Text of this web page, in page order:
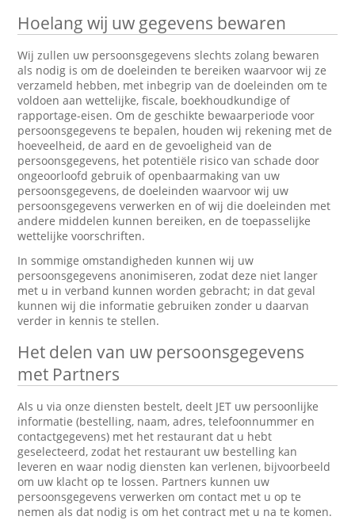
Hoelang wij uw gegevens bewaren
Wij zullen uw persoonsgegevens slechts zolang bewaren
als nodig is om de doeleinden te bereiken waarvoor wij ze
verzameld hebben, met inbegrip van de doeleinden om te
voldoen aan wettelijke, fiscale, boekhoudkundige of
rapportage-eisen. Om de geschikte bewaarperiode voor
persoonsgegevens te bepalen, houden wij rekening met de
hoeveelheid, de aard en de gevoeligheid van de
persoonsgegevens, het potentiële risico van schade door
ongeoorloofd gebruik of openbaarmaking van uw
persoonsgegevens, de doeleinden waarvoor wij uw
persoonsgegevens verwerken en of wij die doeleinden met
andere middelen kunnen bereiken, en de toepasselijke
wettelijke voorschriften.
In sommige omstandigheden kunnen wij uw
persoonsgegevens anonimiseren, zodat deze niet langer
met u in verband kunnen worden gebracht; in dat geval
kunnen wij die informatie gebruiken zonder u daarvan
verder in kennis te stellen.
Het delen van uw persoonsgegevens
met Partners
Als u via onze diensten bestelt, deelt JET uw persoonlijke
informatie (bestelling, naam, adres, telefoonnummer en
contactgegevens) met het restaurant dat u hebt
geselecteerd, zodat het restaurant uw bestelling kan
leveren en waar nodig diensten kan verlenen, bijvoorbeeld
om uw klacht op te lossen. Partners kunnen uw
persoonsgegevens verwerken om contact met u op te
nemen als dat nodig is om het contract met u na te komen.